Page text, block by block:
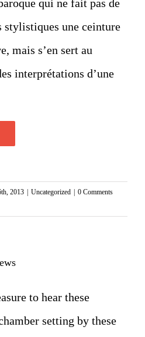
qui ne fait pas de
stylistiques une ceinture
mais s’en sert au
interprétations d’une
2013 Uncategorized
0 Comments
to hear these
setting by these